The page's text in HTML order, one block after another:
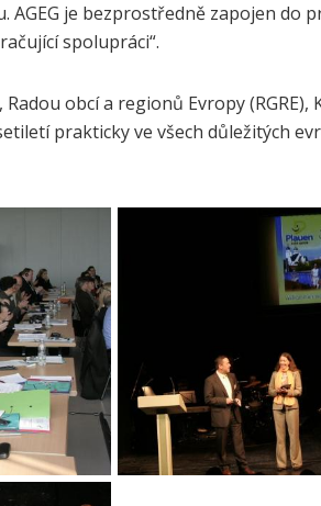
je bezprostředně zapojen do
spolupráci“.
obcí a regionů Evropy (RGRE),
prakticky ve všech důležitých